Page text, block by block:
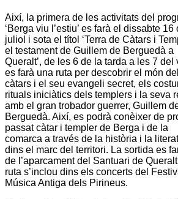
Així, la primera de les activitats del
‘Berga viu l’estiu’ es farà el dissabte 16
juliol i sota el títol ‘Terra de Càtars i
el testament de Guillem de Berguedà a
Queralt’, de les 6 de la tarda a les 7 del
es farà una ruta per descobrir el món
càtars i el seu evangeli secret, els
rituals iniciàtics dels templers i la seva
amb el gran trobador guerrer, Guillem
Berguedà. Així, es podrà conèixer de
passat càtar i templer de Berga i de la
comarca a través de la història i la
dins el marc del territori. La sortida es
de l’aparcament del Santuari de
ruta s’inclou dins els concerts del
Música Antiga dels Pirineus.